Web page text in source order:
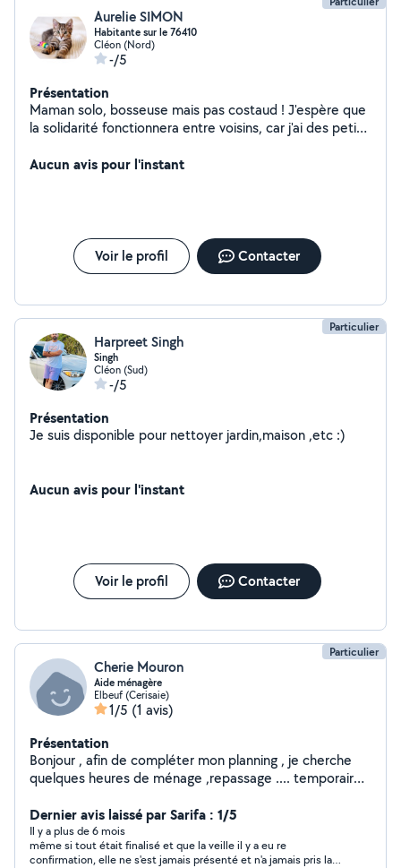
Aurelie SIMON
Habitante sur le 76410
Cléon (Nord)
-/5
Présentation
Maman solo, bosseuse mais pas costaud ! J'espère que
la solidarité fonctionnera entre voisins, car j'ai des petits
autre... > Je peux aider à faire des CV > Je peux aider en
Aucun avis pour l'instant
Voir le profil Contacter
Particulier
Harpreet Singh
Singh
Cléon (Sud)
-/5
Présentation
Je suis disponible pour nettoyer jardin,maison ,etc :)
Aucun avis pour l'instant
Voir le profil Contacter
Particulier
Cherie Mouron
Aide ménagère
Elbeuf (Cerisaie)
1/5 (1 avis)
Présentation
Bonjour , afin de compléter mon planning , je cherche
quelques heures de ménage ,repassage .... temporaire
temps de midi , pour aide aux repas si besoin
Dernier avis laissé par Sarifa : 1/5
Il y a plus de 6 mois
même si tout était finalisé et que la veille il y a eu re
confirmation, elle ne s'est jamais présenté et n'a jamais pris la